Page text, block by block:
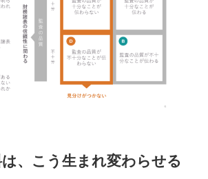
、こう生まれ変わらせる